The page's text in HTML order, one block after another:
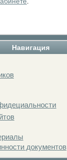
Навигация
документов